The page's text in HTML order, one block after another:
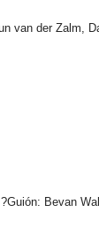
van der Zalm,
Bevan